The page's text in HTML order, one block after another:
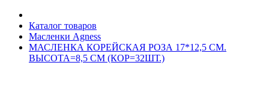
Каталог товаров
Масленки Agness
МАСЛЕНКА КОРЕЙСКАЯ РОЗА 17*12,5 СМ.
ВЫСОТА=8,5 СМ (КОР=32ШТ.)